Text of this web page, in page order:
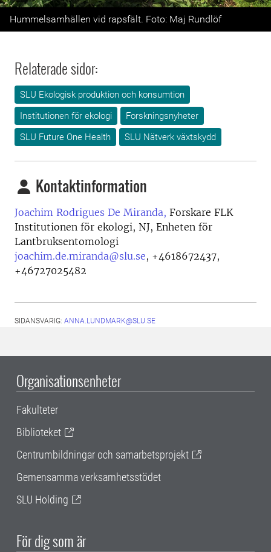
Previous
Hummelsamhällen vid rapsfält. Foto: Maj Rundlöf
Relaterade sidor:
SLU Ekologisk produktion och konsumtion
Institutionen för ekologi
Forskningsnyheter
SLU Future One Health
SLU Nätverk växtskydd
Kontaktinformation
Joachim Rodrigues De Miranda, Forskare FLK
Institutionen för ekologi, NJ, Enheten för
Lantbruksentomologi
joachim.de.miranda@slu.se, +4618672437,
+46727025482
SIDANSVARIG: ANNA.LUNDMARK@SLU.SE
Organisationsenheter
Fakulteter
Biblioteket
Centrumbildningar och samarbetsprojekt
Gemensamma verksamhetsstödet
SLU Holding
För dig som är